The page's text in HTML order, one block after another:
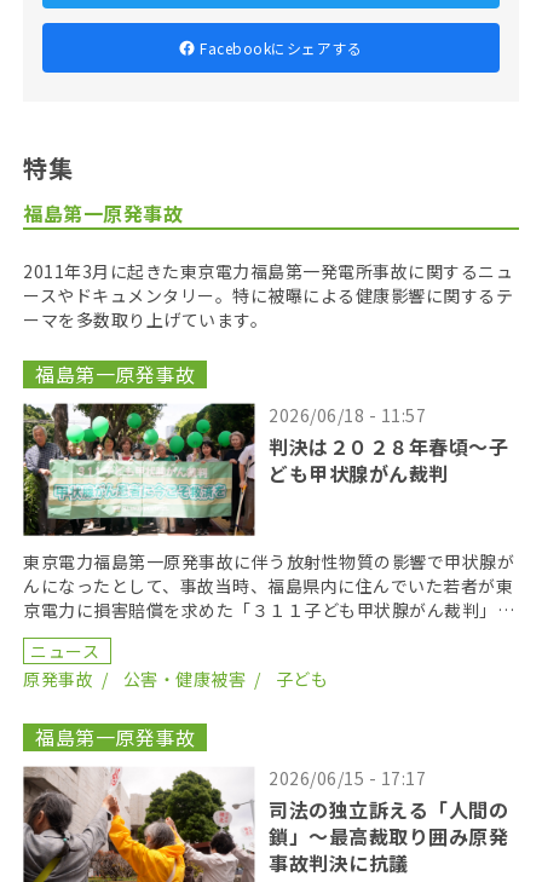
Facebookにシェアする
特集
福島第一原発事故
2011年3月に起きた東京電力福島第一発電所事故に関するニュ
ースやドキュメンタリー。特に被曝による健康影響に関するテ
ーマを多数取り上げています。
福島第一原発事故
2026/06/18 - 11:57
判決は２０２８年春頃〜子
ども甲状腺がん裁判
東京電力福島第一原発事故に伴う放射性物質の影響で甲状腺が
んになったとして、事故当時、福島県内に住んでいた若者が東
京電力に損害賠償を求めた「３１１子ども甲状腺がん裁判」の
第１８回口頭弁論が２０２６年６月１７日に開かれた。裁 […]
ニュース
原発事故
公害・健康被害 子ども
福島第一原発事故
2026/06/15 - 17:17
司法の独立訴える「人間の
鎖」〜最高裁取り囲み原発
事故判決に抗議